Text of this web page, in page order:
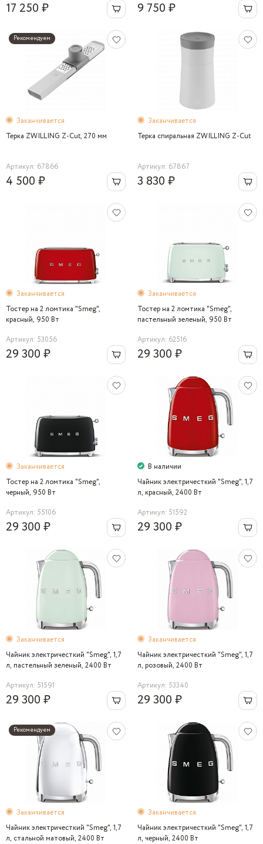
17 250 ₽ 9 750 ₽
Рекомендуем
Заканчивается
Терка ZWILLING Z-Cut, 270 мм
Артикул: 67866
4 500 ₽
Заканчивается
Терка спиральная ZWILLING Z-Cut
Артикул: 67867
3 830 ₽
Заканчивается
Тостер на 2 ломтика "Smeg",
красный, 950 Вт
Артикул: 53056
29 300 ₽
Заканчивается
Тостер на 2 ломтика "Smeg",
пастельный зеленый, 950 Вт
Артикул: 62516
29 300 ₽
Заканчивается
Тостер на 2 ломтика "Smeg",
черный, 950 Вт
Артикул: 55106
29 300 ₽
В наличии
Чайник электричесткий "Smeg", 1,7
л, красный, 2400 Вт
Артикул: 51592
29 300 ₽
Заканчивается
Чайник электричесткий "Smeg", 1,7
л, пастельный зеленый, 2400 Вт
Артикул: 51591
29 300 ₽
Заканчивается
Чайник электричесткий "Smeg", 1,7
л, розовый, 2400 Вт
Артикул: 53340
29 300 ₽
Рекомендуем
Заканчивается
Чайник электричесткий "Smeg", 1,7
л, стальной матовый, 2400 Вт
Заканчивается
Чайник электричесткий "Smeg", 1,7
л, черный, 2400 Вт